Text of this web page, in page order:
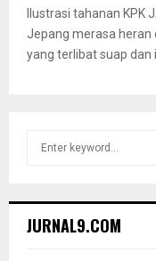
Ilustrasi tahanan KPK
Jepang merasa heran
yang terlibat suap dan
h
JURNAL9.COM